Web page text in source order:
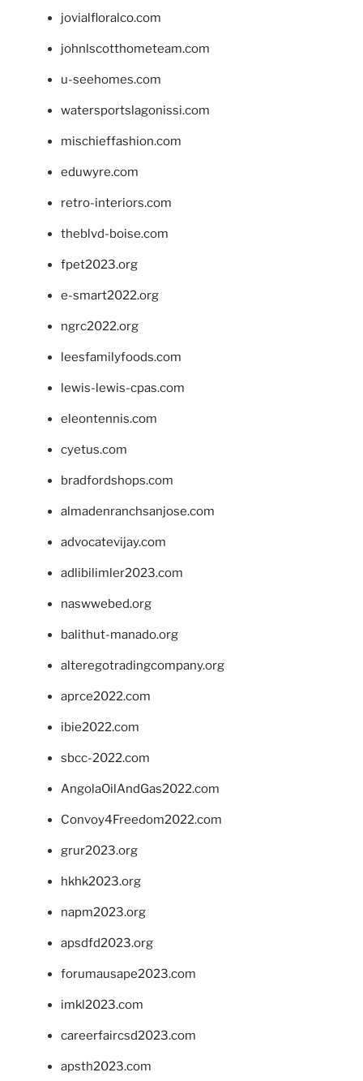
jovialfloralco.com
johnlscotthometeam.com
u-seehomes.com
watersportslagonissi.com
mischieffashion.com
eduwyre.com
retro-interiors.com
theblvd-boise.com
fpet2023.org
e-smart2022.org
ngrc2022.org
leesfamilyfoods.com
lewis-lewis-cpas.com
eleontennis.com
cyetus.com
bradfordshops.com
almadenranchsanjose.com
advocatevijay.com
adlibilimler2023.com
naswwebed.org
balithut-manado.org
alteregotradingcompany.org
aprce2022.com
ibie2022.com
sbcc-2022.com
AngolaOilAndGas2022.com
Convoy4Freedom2022.com
grur2023.org
hkhk2023.org
napm2023.org
apsdfd2023.org
forumausape2023.com
imkl2023.com
careerfaircsd2023.com
apsth2023.com